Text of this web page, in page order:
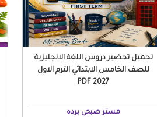
تحميل تحضير دروس اللغة الانجليزية
للصف الخامس الابتدائي الترم الاول
2027 PDF
مستر صبحي برده